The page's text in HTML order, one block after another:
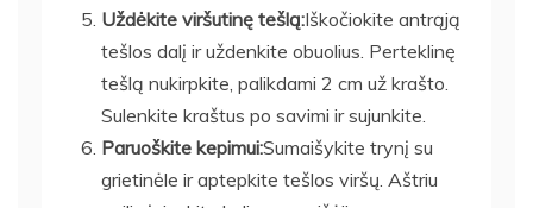
Uždėkite viršutinę tešlą:Iškočiokite antrąją
tešlos dalį ir uždenkite obuolius. Perteklinę
tešlą nukirpkite, palikdami 2 cm už krašto.
Sulenkite kraštus po savimi ir sujunkite.
Paruoškite kepimui:Sumaišykite trynį su
grietinėle ir aptepkite tešlos viršų. Aštriu